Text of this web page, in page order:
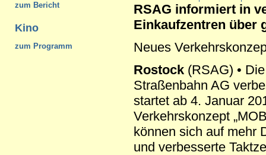
zum Bericht
Kino
zum Programm
RSAG informiert in
Einkaufzentren über
Neues
Rostock (RSAG) •
Straßenbahn AG
startet ab 4. Januar
Verkehrskonzept
können sich auf mehr
und verbesserte